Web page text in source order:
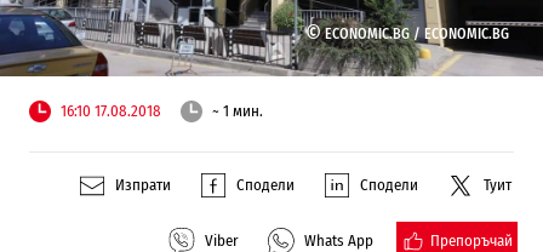
©ECONOMIC.BG /ECONOMIC.BG
16:10 17.08.2018 ~ 1 мин.
Изпрати Сподели Сподели Туит
Viber Whats App Препоръчай